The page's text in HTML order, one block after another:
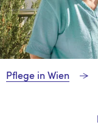
Pflege in Wien